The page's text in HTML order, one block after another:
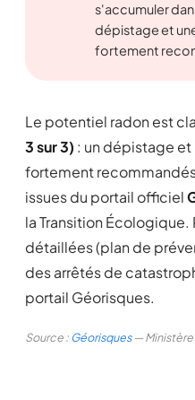
s'accumuler
dépistage et
fortement
Le potentiel radon est
3 sur 3) : un dépistage
fortement
issues du portail officiel
la Transition
détaillées (plan de
des arrêtés de
portail Géorisques.
Source :Géorisques— Ministère